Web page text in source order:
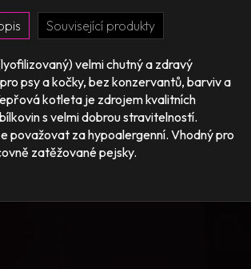
Související produkty
velmi chutný a zdravý
psy a kočky, bez konzervantů, barviv a
kotleta je zdrojem kvalitních
s velmi dobrou stravitelností.
považovat za hypoalergenní. Vhodný pro
zatěžované pejsky.